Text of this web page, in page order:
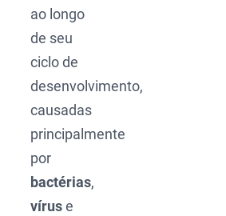
ao longo
de seu
ciclo de
desenvolvimento,
causadas
principalmente
por
bactérias,
víruse